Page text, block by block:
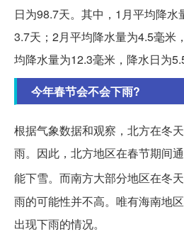
日为98.7天。其中，1月平均降水
3.7天；2月平均降水量为4.5毫米
均降水量为12.3毫米，降水日为
今年春节会不会下雨?
根据气象数据和观察，北方在冬
雨。因此，北方地区在春节期间
能下雪。而南方大部分地区在冬
雨的可能性并不高。唯有海南地
出现下雨的情况。